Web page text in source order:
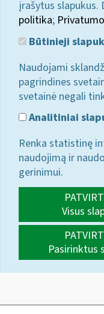
įrašytus slapukus.
politika;
Būtinieji
Naudojami
pagrindines
svetainė negali
Analitiniai
Renka statistinę
naudojimą ir
gerinimui.
Visus
Pasirinktus